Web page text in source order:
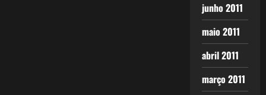
junho 2011
maio 2011
abril 2011
março 2011